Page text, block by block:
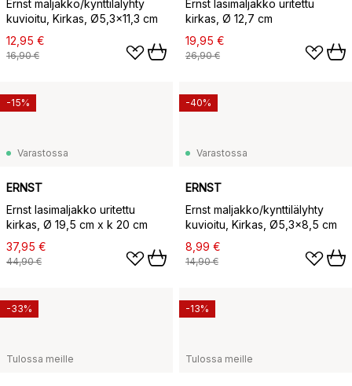
Ernst maljakko/kynttilälyhty
kuvioitu, Kirkas, Ø5,3x11,3 cm
12,95 €
16,90 €
Ernst lasimaljakko uritettu
kirkas, Ø 12,7 cm
19,95 €
26,90 €
Varastossa
ERNST
Ernst lasimaljakko uritettu
kirkas, Ø 19,5 cm x k 20 cm
37,95 €
44,90 €
-15%
Varastossa
ERNST
Ernst maljakko/kynttilälyhty
kuvioitu, Kirkas, Ø5,3x8,5 cm
8,99 €
14,90 €
-40%
Tulossa meille
-33%
Tulossa meille
-13%